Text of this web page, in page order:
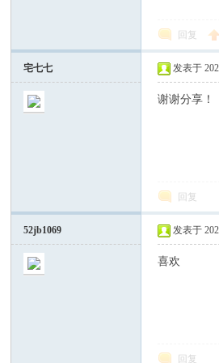
回复
宅七七 发表于
谢谢分享！
回复
52jb1069 发表于
喜欢
回复